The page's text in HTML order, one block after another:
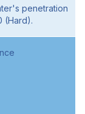
penetration
(Hard).